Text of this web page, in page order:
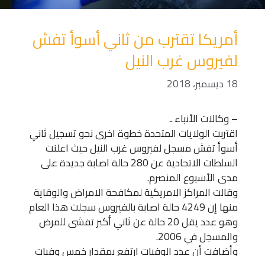
أمريكا تقترب من ثاني أسوأ تفش
لفيروس غرب النيل
18 ديسمبر، 2018
– وكالات الأنباء ـ
اقتربت الولايات المتحدة خطوة اخرى نحو تسجيل ثاني
أسوأ تفش مسجل لفيروس غرب النيل حيث اعلنت
السلطات الاتحادية عن 280 حالة اصابة جديدة على
مدى الأسبوع المنصرم.
وقالت المراكز الامريكية لمكافحة الامراض والوقاية
منها إن 4249 حالة اصابة بالفيروس سجلت هذا العام
وهو عدد يقل 20 حالة عن ثاني أكبر تفشى للمرض
والمسجل في 2006.
وأضافت أن عدد الوفيات ارتفع بمقدار خمس وفيات